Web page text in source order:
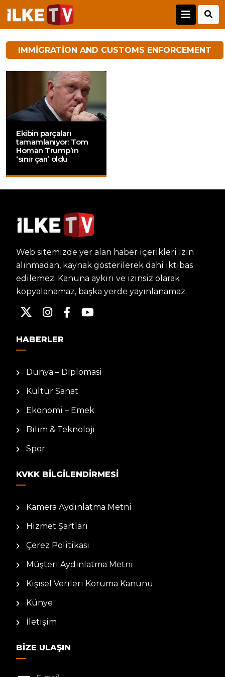
IMMIGRATION AND CUSTOMS ENFORCEMENT
Ekibin parçaları
tamamlanıyor: Tom
Homan Trump’ın
‘sınır çarı’ oldu
Web sitemizde yer alan haber içerikleri izin
alınmadan, kaynak gösterilerek dahi iktibas
edilemez. Kanuna aykırı ve izinsiz olarak
kopyalanamaz, başka yerde yayınlanamaz.
HABERLER
Dünya – Diplomasi
Kültür Sanat
Ekonomi – Emek
Bilim & Teknoloji
Spor
KVKK BILGILENDIRMESI
Kamera Aydınlatma Metni
Hizmet Şartları
Çerez Politikası
Müşteri Aydınlatma Metni
Kişisel Verileri Koruma Kanunu
Künye
İletişim
BIZE ULAŞIN